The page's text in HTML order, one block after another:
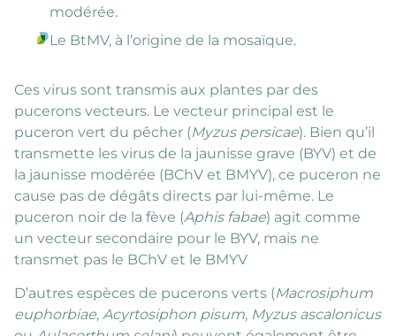
modérée.
Le BtMV, à l’origine de la mosaïque.
Ces virus sont transmis aux plantes par des
pucerons vecteurs. Le vecteur principal est le
puceron vert du pêcher (Myzus persicae). Bien qu’il
transmette les virus de la jaunisse grave (BYV) et de
la jaunisse modérée (BChV et BMYV), ce puceron ne
cause pas de dégâts directs par lui-même. Le
puceron noir de la fève (Aphis fabae) agit comme
un vecteur secondaire pour le BYV, mais ne
transmet pas le BChV et le BMYV
D’autres espèces de pucerons verts (Macrosiphum
euphorbiae, Acyrtosiphon pisum, Myzus ascalonicus